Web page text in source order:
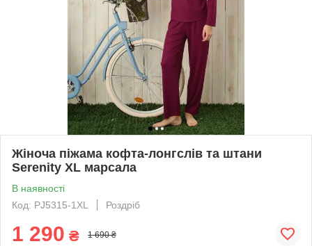
Жіноча піжама кофта-лонгслів та штани
Serenity XL марсала
В наявності
Код: PJ5315-1XL
Роздріб
1 290 ₴ 1 690 ₴